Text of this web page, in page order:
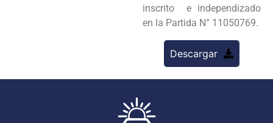
inscrito e independizado
en la Partida N° 11050769.
Descargar